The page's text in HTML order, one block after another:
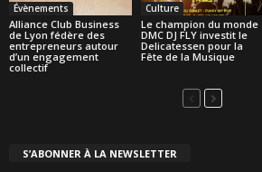
Évènements
Alliance Club Business
de Lyon fédère des
entrepreneurs autour
d’un engagement
collectif
Culture
Le champion du monde
DMC DJ FLY investit le
Delicatessen pour la
Fête de la Musique
S’ABONNER À LA NEWSLETTER